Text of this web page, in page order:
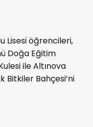
Lisesi öğrencileri,
Doğa Eğitim
ile Altınova
Bitkiler Bahçesi’ni